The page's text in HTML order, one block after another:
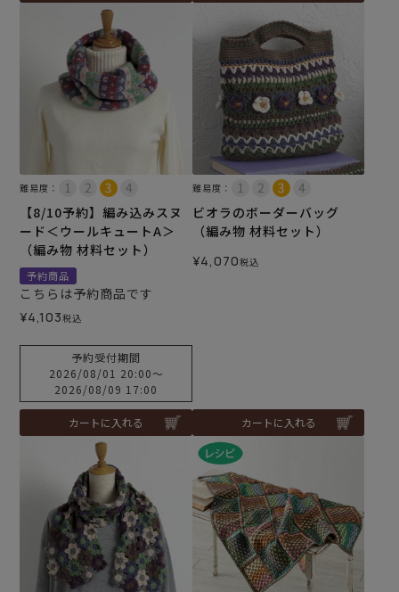
難易度：
【8/10予約】編み込みスヌ
ード＜ウールキュートA＞
（編み物 材料セット）
予約商品
こちらは予約商品です
¥4,103税込
予約受付期間
2026/08/01 20:00〜
2026/08/09 17:00
カートに入れる
難易度：
ビオラのボーダーバッグ
（編み物 材料セット）
¥4,070税込
カートに入れる